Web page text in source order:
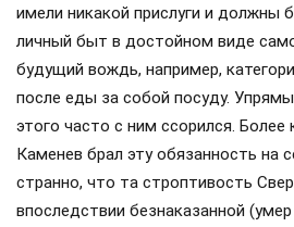
имели никакой прислуги и должны
личный быт в достойном виде
будущий вождь, например,
после еды за собой посуду.
этого часто с ним ссорился.
Каменев брал эту обязанность на
странно, что та строптивость
впоследствии безнаказанной